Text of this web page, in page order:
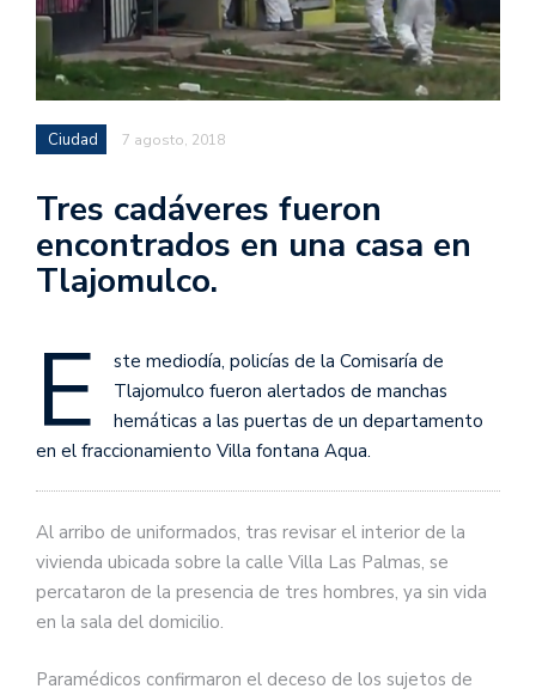
Ciudad 7 agosto, 2018
Tres cadáveres fueron
encontrados en una casa en
Tlajomulco.
E
ste mediodía, policías de la Comisaría de
Tlajomulco fueron alertados de manchas
hemáticas a las puertas de un departamento
en el fraccionamiento Villa fontana Aqua.
Al arribo de uniformados, tras revisar el interior de la
vivienda ubicada sobre la calle Villa Las Palmas, se
percataron de la presencia de tres hombres, ya sin vida
en la sala del domicilio.
Paramédicos confirmaron el deceso de los sujetos de